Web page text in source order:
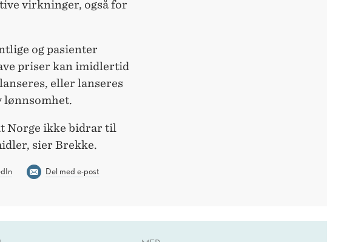
virkninger, også for
og pasienter
priser kan imidlertid
eller lanseres
lønnsomhet.
Norge ikke bidrar til
sier Brekke.
Del med e-post